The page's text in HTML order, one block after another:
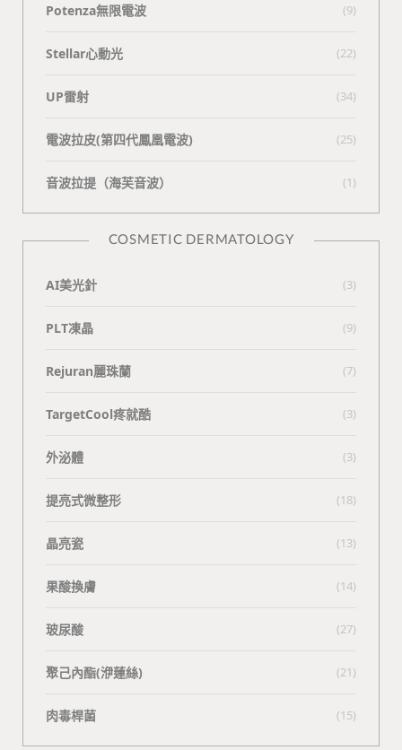
Potenza無限電波 (9)
Stellar心動光 (22)
UP雷射 (34)
電波拉皮(第四代鳳凰電波) (25)
⾳波拉提（海芙⾳波） (1)
COSMETIC DERMATOLOGY
AI美光針 (3)
PLT凍晶 (9)
Rejuran麗珠蘭 (7)
TargetCool疼就酷 (3)
外泌體 (3)
提亮式微整形 (18)
晶亮瓷 (13)
果酸換膚 (14)
玻尿酸 (27)
聚己內酯(洢蓮絲) (21)
肉毒桿菌 (15)